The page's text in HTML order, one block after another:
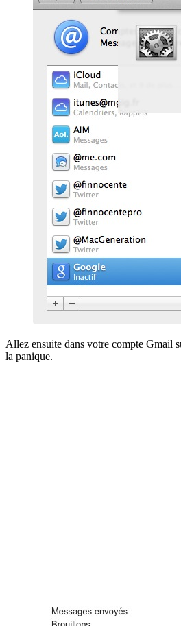
Allez ensuite dans votre compte Gmail
la panique.